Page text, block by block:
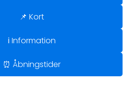
📌 Kort
ℹ️ Information
⏰ Åbningstider